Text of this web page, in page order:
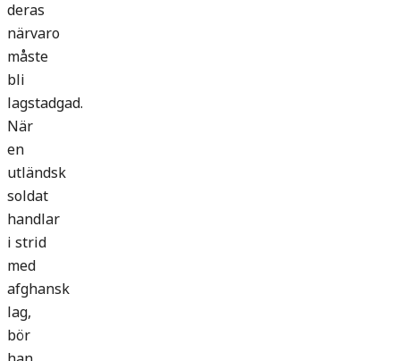
deras
närvaro
måste
bli
lagstadgad.
När
en
utländsk
soldat
handlar
i strid
med
afghansk
lag,
bör